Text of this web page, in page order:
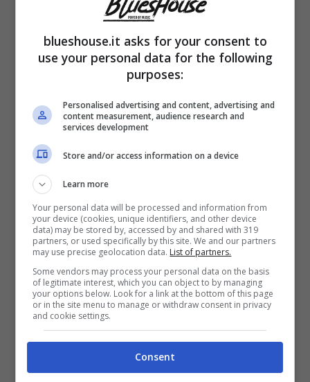
la vita tranquilla di campagna e per farlo ha
scelto il sud dellaFrancia . In questo
momento è molto concentrata sulla sua
riflettori per via di unpresunto flirt.
A far emergere il dettaglio ci hanno pensato
alcuni scatti pubblicati dal settimanale
che hanno immortalato la Mantovan in dolce
compagnia, ma chi è l’uomo misterioso?
Carlotta, riporta Libero.it, è stata fotografata
mentre si trovava nellaCittà Eterna: i due
sono stati “paparazzati” prima al ristorante e
poi in alcuni negozi. Non si conosce, però,
l’identità della persona che era in compagnia
blueshouse.it asks for your consent to
use your personal data for the following
purposes:
Personalised advertising and content, advertising and
content measurement, audience research and
services development
Store and/or access information on a device
Learn more
Your personal data will be processed and information from
your device (cookies, unique identifiers, and other device
data) may be stored by, accessed by and shared with 319
partners, or used specifically by this site. We and our partners
may use precise geolocation data. List of partners.
Some vendors may process your personal data on the basis
of legitimate interest, which you can object to by managing
your options below. Look for a link at the bottom of this page
or in the site menu to manage or withdraw consent in privacy
and cookie settings.
Consent